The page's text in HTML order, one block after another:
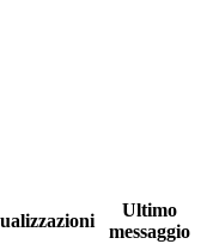
Ultimo
messaggio